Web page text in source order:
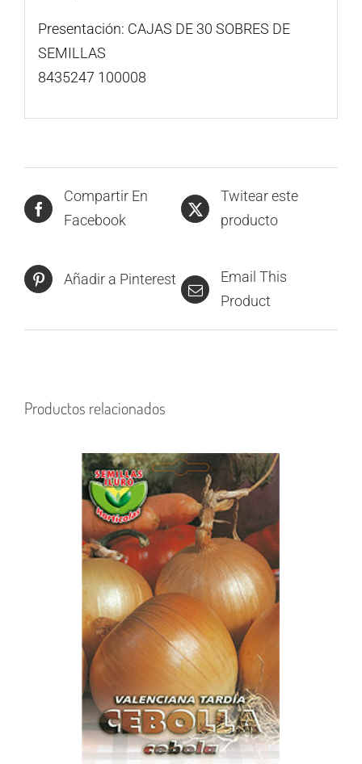
Presentación: CAJAS DE 30 SOBRES DE
SEMILLAS
8435247 100008
Compartir En
Facebook
Twitear este
producto
Añadir a Pinterest
Email This
Product
Productos relacionados